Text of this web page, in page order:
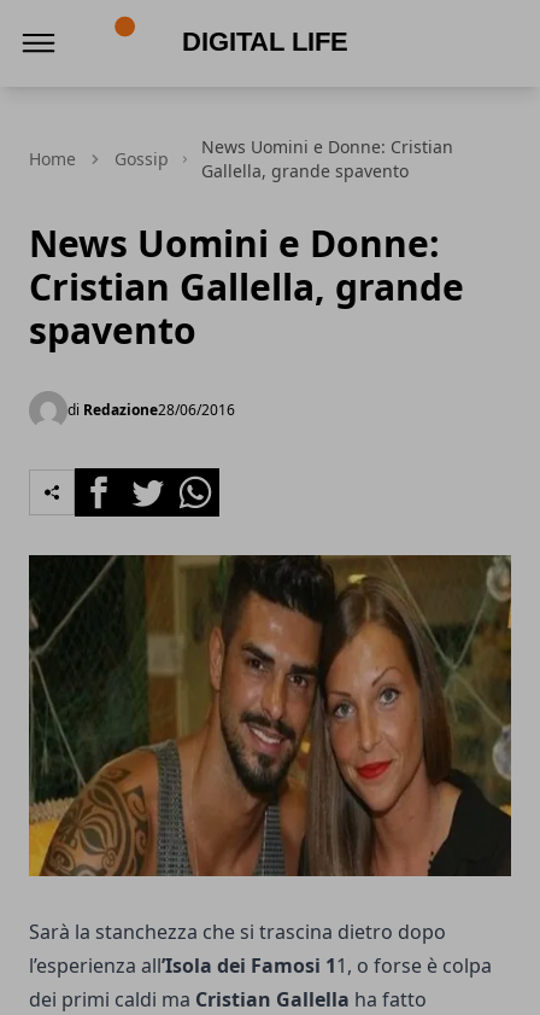
Home Gossip
News Uomini e Donne: Cristian
Gallella, grande spavento
News Uomini e Donne:
Cristian Gallella, grande
spavento
di Redazione28/06/2016
FacebookTwitterWhatsapp
Sarà la stanchezza che si trascina dietro dopo
l’esperienza all’Isola dei Famosi 11, o forse è colpa
dei primi caldi ma Cristian Gallella ha fatto